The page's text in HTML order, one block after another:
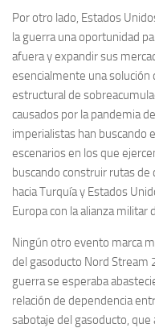
Por otro lado, Estados
la guerra una oportunidad
afuera y expandir sus
esencialmente una solución
estructural de
causados por la pandemia
imperialistas han buscando
escenarios en los que
buscando construir rutas de
hacia Turquía y Estados
Europa con la alianza militar
Ningún otro evento marca
del gasoducto Nord Stream
guerra se esperaba
relación de dependencia
sabotaje del gasoducto, que